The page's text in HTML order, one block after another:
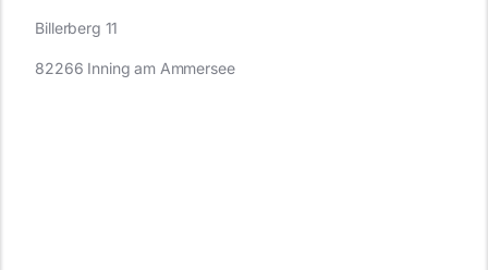
Billerberg 11
82266 Inning am Ammersee